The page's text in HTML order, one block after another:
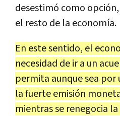
desestimó como
el resto de la economía.
En este sentido, el
necesidad de ir a un
permita aunque sea
la fuerte emisión
mientras se renegocia